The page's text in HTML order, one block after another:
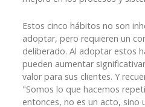
Estos cinco hábitos no son
adoptar, pero requieren un
deliberado. Al adoptar estos
pueden aumentar
valor para sus clientes. Y
"Somos lo que hacemos
entonces, no es un acto, sino